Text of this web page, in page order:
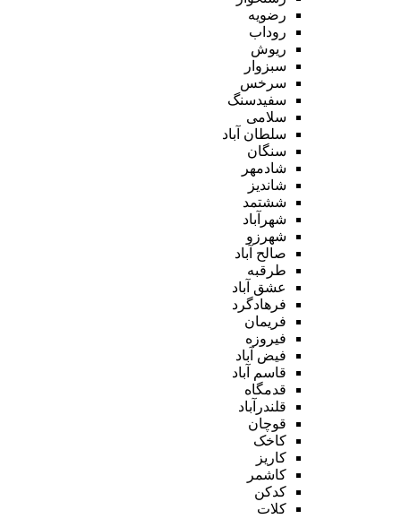
رضویه
روداب
ریوش
سبزوار
سرخس
سفیدسنگ
سلامی
سلطان آباد
سنگان
شادمهر
شاندیز
ششتمد
شهرآباد
شهرزو
صالح آباد
طرقبه
عشق آباد
فرهادگرد
فریمان
فیروزه
فیض آباد
قاسم آباد
قدمگاه
قلندرآباد
قوچان
کاخک
کاریز
کاشمر
کدکن
کلات